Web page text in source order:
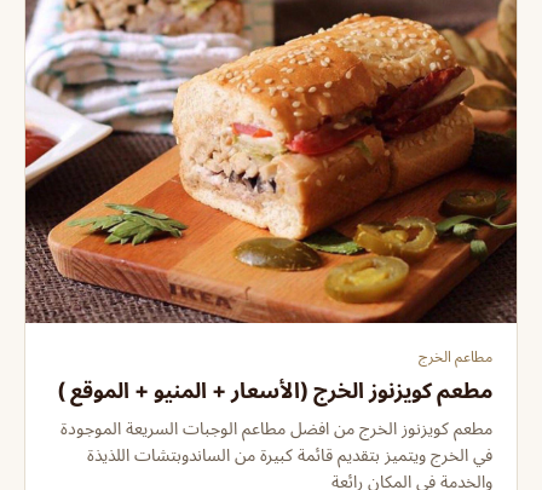
مطاعم الخرج
مطعم كويزنوز الخرج (الأسعار + المنيو + الموقع )
مطعم كويزنوز الخرج من افضل مطاعم الوجبات السريعة الموجودة
في الخرج ويتميز بتقديم قائمة كبيرة من الساندوبتشات اللذيذة
والخدمة في المكان رائعة